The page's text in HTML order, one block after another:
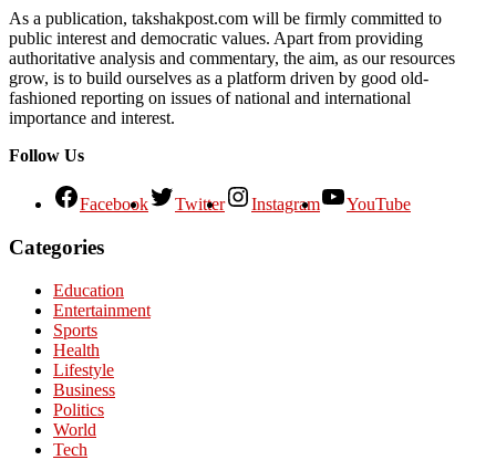
As a publication, takshakpost.com will be firmly committed to
public interest and democratic values. Apart from providing
authoritative analysis and commentary, the aim, as our resources
grow, is to build ourselves as a platform driven by good old-
fashioned reporting on issues of national and international
importance and interest.
Follow Us
Facebook Twitter Instagram YouTube
Categories
Education
Entertainment
Sports
Health
Lifestyle
Business
Politics
World
Tech